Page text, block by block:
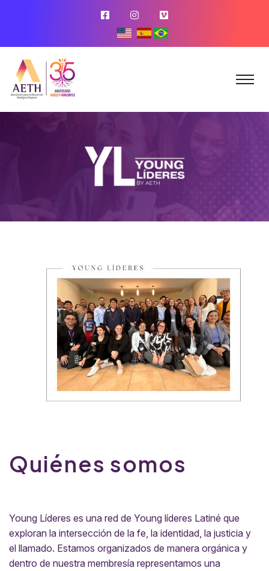
Quiénes somos
Young Líderes es una red de Young líderes Latiné que
exploran la intersección de la fe, la identidad, la justicia y
el llamado. Estamos organizados de manera orgánica y
dentro de nuestra membresía representamos una